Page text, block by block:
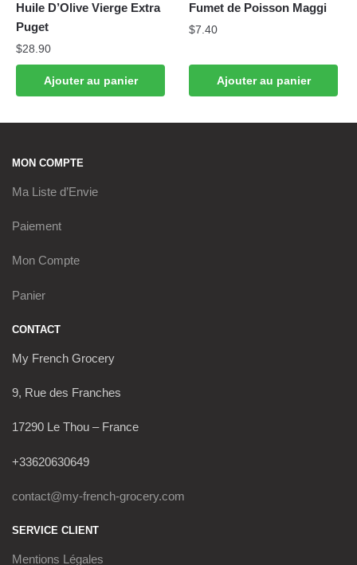
Huile D’Olive Vierge Extra
Puget
$28.90
Ajouter au panier
Fumet de Poisson Maggi
$7.40
Ajouter au panier
MON COMPTE
Ma Liste d’Envie
Paiement
Mon Compte
Panier
CONTACT
My French Grocery
9, Rue des Franches
17290 Le Thou – France
+33620630649
contact@my-french-grocery.com
SERVICE CLIENT
Mentions Légales